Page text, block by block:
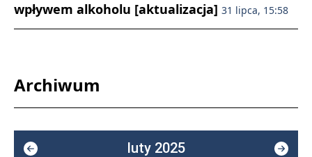
wpływem alkoholu [aktualizacja] 31 lipca, 15:58
Archiwum
luty 2025